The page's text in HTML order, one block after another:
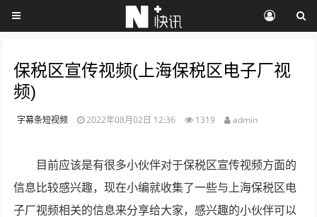
保税区宣传视频(上海保税区电子厂视
频)
字幕条短视频 2022年08月02日 12:36 1319 admin
目前应该是有很多小伙伴对于保税区宣传视频方面的
信息比较感兴趣，现在小编就收集了一些与上海保税区电
子厂视频相关的信息来分享给大家，感兴趣的小伙伴可以